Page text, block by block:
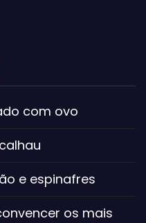
com ovo
e espinafres
os mais